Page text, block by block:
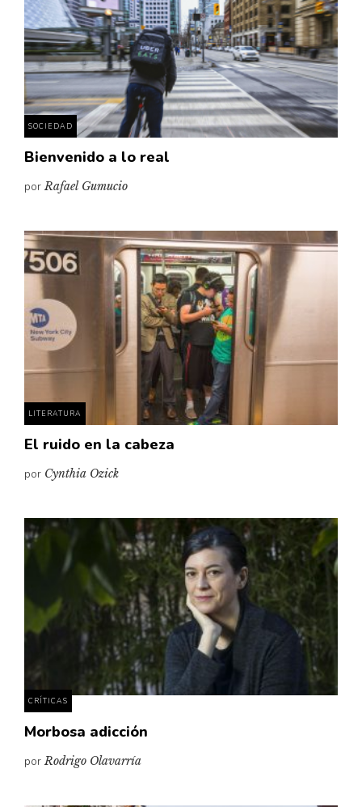
SOCIEDAD
Bienvenido a lo real
porRafael Gumucio
LITERATURA
El ruido en la cabeza
por Cynthia Ozick
CRÍTICAS
Morbosa adicción
porRodrigo Olavarría